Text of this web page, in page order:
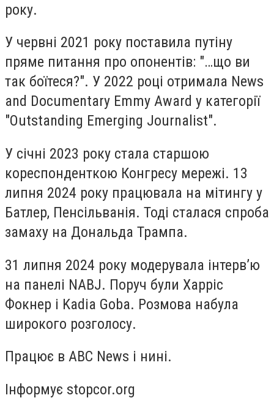
року.
У червні 2021 року поставила путіну
пряме питання про опонентів: "…що ви
так боїтеся?". У 2022 році отримала News
and Documentary Emmy Award у категорії
"Outstanding Emerging Journalist".
У січні 2023 року стала старшою
кореспонденткою Конгресу мережі. 13
липня 2024 року працювала на мітингу у
Батлер, Пенсільванія. Тоді сталася спроба
замаху на Дональда Трампа.
31 липня 2024 року модерувала інтерв’ю
на панелі NABJ. Поруч були Харріс
Фокнер і Kadia Goba. Розмова набула
широкого розголосу.
Працює в ABC News і нині.
Інформує stopcor.org